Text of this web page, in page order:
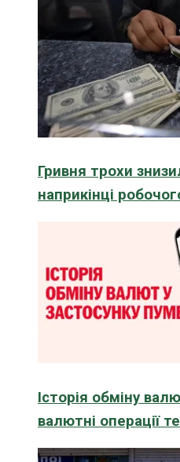
Гривня трохи
наприкінці
Історія обміну
валютні операції